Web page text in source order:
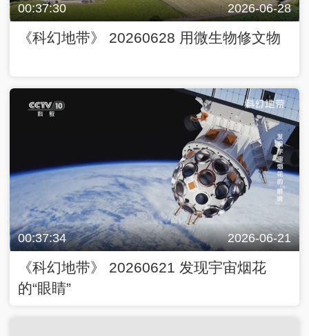
00:37:30 2026-06-28
《科幻地带》 20260628 用微生物修文物
00:37:34 2026-06-21
《科幻地带》 20260621 发现宇宙烟花
的“眼睛”